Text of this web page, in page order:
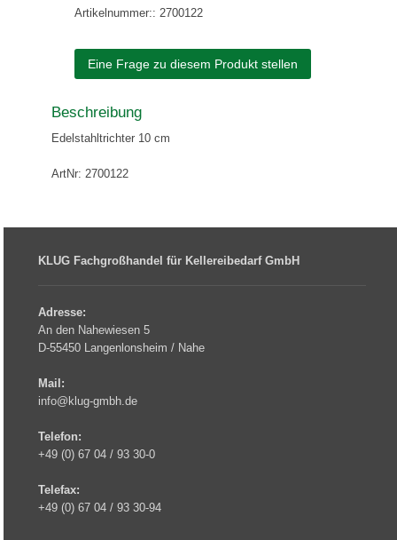
Artikelnummer:: 2700122
Eine Frage zu diesem Produkt stellen
Beschreibung
Edelstahltrichter 10 cm
ArtNr: 2700122
KLUG Fachgroßhandel für Kellereibedarf GmbH
Adresse:
An den Nahewiesen 5
D-55450 Langenlonsheim / Nahe
Mail:
info@klug-gmbh.de
Telefon:
+49 (0) 67 04 / 93 30-0
Telefax:
+49 (0) 67 04 / 93 30-94